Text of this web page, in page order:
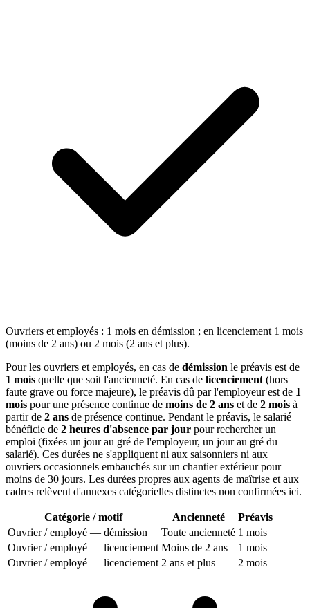
Ouvriers et employés : 1 mois en démission ; en licenciement 1 mois
(moins de 2 ans) ou 2 mois (2 ans et plus).
Pour les ouvriers et employés, en cas de démission le préavis est de
1 mois quelle que soit l'ancienneté. En cas de licenciement (hors
faute grave ou force majeure), le préavis dû par l'employeur est de 1
mois pour une présence continue de moins de 2 ans et de 2 mois à
partir de 2 ans de présence continue. Pendant le préavis, le salarié
bénéficie de 2 heures d'absence par jour pour rechercher un
emploi (fixées un jour au gré de l'employeur, un jour au gré du
salarié). Ces durées ne s'appliquent ni aux saisonniers ni aux
ouvriers occasionnels embauchés sur un chantier extérieur pour
moins de 30 jours. Les durées propres aux agents de maîtrise et aux
cadres relèvent d'annexes catégorielles distinctes non confirmées ici.
Catégorie / motif Ancienneté
Préavis
Ouvrier / employé — démission
Toute ancienneté 1 mois
Ouvrier / employé — licenciement Moins de 2 ans
1 mois
Ouvrier / employé — licenciement 2 ans et plus 2 mois